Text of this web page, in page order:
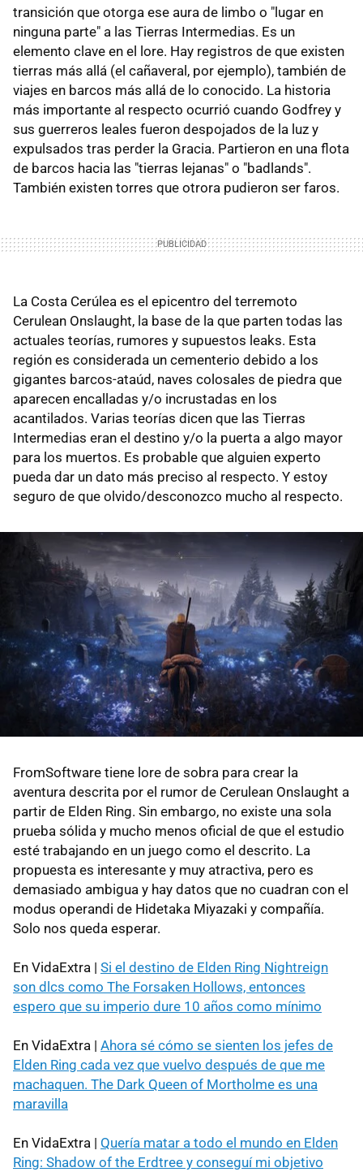
transición que otorga ese aura de limbo o "lugar en
ninguna parte" a las Tierras Intermedias. Es un
elemento clave en el lore. Hay registros de que existen
tierras más allá (el cañaveral, por ejemplo), también de
viajes en barcos más allá de lo conocido. La historia
más importante al respecto ocurrió cuando Godfrey y
sus guerreros leales fueron despojados de la luz y
expulsados tras perder la Gracia. Partieron en una flota
de barcos hacia las "tierras lejanas" o "badlands".
También existen torres que otrora pudieron ser faros.
La Costa Cerúlea es el epicentro del terremoto
Cerulean Onslaught, la base de la que parten todas las
actuales teorías, rumores y supuestos leaks. Esta
región es considerada un cementerio debido a los
gigantes barcos-ataúd, naves colosales de piedra que
aparecen encalladas y/o incrustadas en los
acantilados. Varias teorías dicen que las Tierras
Intermedias eran el destino y/o la puerta a algo mayor
para los muertos. Es probable que alguien experto
pueda dar un dato más preciso al respecto. Y estoy
seguro de que olvido/desconozco mucho al respecto.
FromSoftware tiene lore de sobra para crear la
aventura descrita por el rumor de Cerulean Onslaught a
partir de Elden Ring. Sin embargo, no existe una sola
prueba sólida y mucho menos oficial de que el estudio
esté trabajando en un juego como el descrito. La
propuesta es interesante y muy atractiva, pero es
demasiado ambigua y hay datos que no cuadran con el
modus operandi de Hidetaka Miyazaki y compañía.
Solo nos queda esperar.
En VidaExtra | Si el destino de Elden Ring Nightreign
son dlcs como The Forsaken Hollows, entonces
espero que su imperio dure 10 años como mínimo
En VidaExtra | Ahora sé cómo se sienten los jefes de
Elden Ring cada vez que vuelvo después de que me
machaquen. The Dark Queen of Mortholme es una
maravilla
En VidaExtra | Quería matar a todo el mundo en Elden
Ring: Shadow of the Erdtree y conseguí mi objetivo